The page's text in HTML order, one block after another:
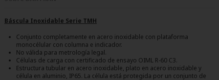
Báscula Inoxidable Serie TMH
Conjunto completamente en acero inoxidable con plataforma
monocélular con columna e indicador.
No válida para metrología legal.
Células de carga con certificado de ensayo OIML R-60 C3.
Estructura tubular en acero inoxidable, plato en acero inoxidable y
célula en aluminio, IP65. La célula está protegida por un conjunto de